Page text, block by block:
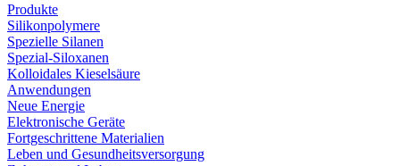
Produkte
Silikonpolymere
Spezielle Silanen
Spezial-Siloxanen
Kolloidales Kieselsäure
Anwendungen
Neue Energie
Elektronische Geräte
Fortgeschrittene Materialien
Leben und Gesundheitsversorgung